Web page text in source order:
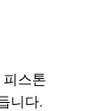
피스톤
니다.